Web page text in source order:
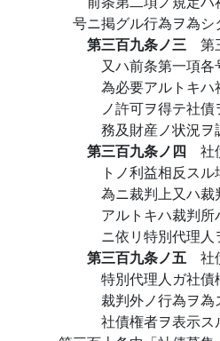
号ニ掲グル行為ヲ為
第三百九条ノ三 第
又ハ前条第一項
為必要アルトキ
ノ許可ヲ得テ社
務及財産ノ状況
第三百九条ノ四 社
トノ利益相反ス
為ニ裁判上又ハ
アルトキハ裁判
ニ依リ特別代理
第三百九条ノ五 社
特別代理人ガ社
裁判外ノ行為ヲ
社債権者ヲ表示